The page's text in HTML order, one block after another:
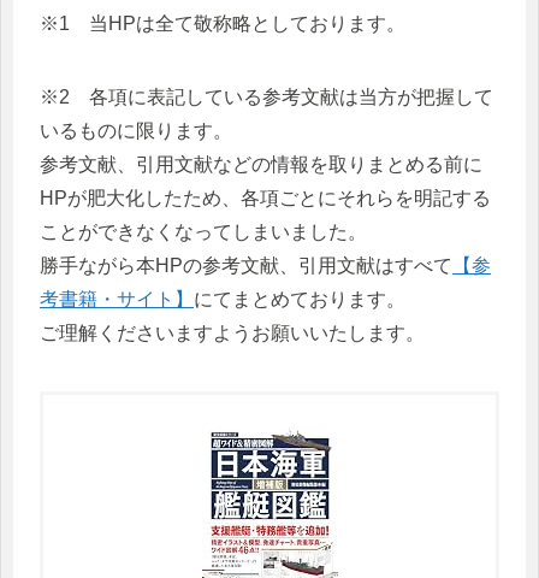
※1 当HPは全て敬称略としております。
※2 各項に表記している参考文献は当方が把握して
いるものに限ります。
参考文献、引用文献などの情報を取りまとめる前に
HPが肥大化したため、各項ごとにそれらを明記する
ことができなくなってしまいました。
勝手ながら本HPの参考文献、引用文献はすべて
【参
考書籍・サイト】 にてまとめております。
ご理解くださいますようお願いいたします。